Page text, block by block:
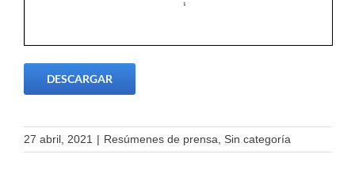
DESCARGAR
27 abril, 2021 | Resúmenes de prensa, Sin categoría